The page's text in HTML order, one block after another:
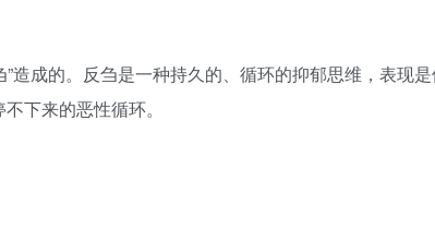
造成的。反刍是一种持久的、循环的抑郁思维，表现
下来的恶性循环。